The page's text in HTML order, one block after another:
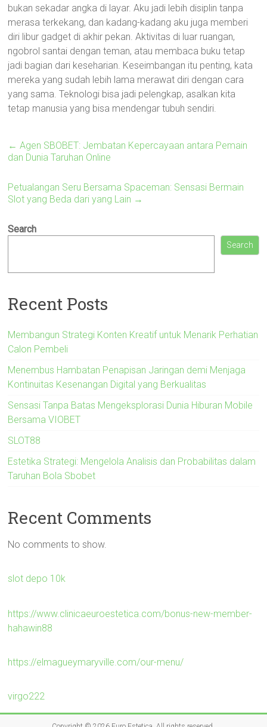
bukan sekadar angka di layar. Aku jadi lebih disiplin tanpa
merasa terkekang, dan kadang-kadang aku juga memberi
diri libur gadget di akhir pekan. Aktivitas di luar ruangan,
ngobrol santai dengan teman, atau membaca buku tetap
jadi bagian dari keseharian. Keseimbangan itu penting, kata
mereka yang sudah lebih lama merawat diri dengan cara
yang sama. Teknologi bisa jadi pelengkap, asalkan kita
tetap manusia yang bisa mendengar tubuh sendiri.
← Agen SBOBET: Jembatan Kepercayaan antara Pemain
dan Dunia Taruhan Online
Petualangan Seru Bersama Spaceman: Sensasi Bermain
Slot yang Beda dari yang Lain →
Search
Search
Recent Posts
Membangun Strategi Konten Kreatif untuk Menarik Perhatian
Calon Pembeli
Menembus Hambatan Penapisan Jaringan demi Menjaga
Kontinuitas Kesenangan Digital yang Berkualitas
Sensasi Tanpa Batas Mengeksplorasi Dunia Hiburan Mobile
Bersama VIOBET
SLOT88
Estetika Strategi: Mengelola Analisis dan Probabilitas dalam
Taruhan Bola Sbobet
Recent Comments
No comments to show.
slot depo 10k
https://www.clinicaeuroestetica.com/bonus-new-member-
hahawin88
https://elmagueymaryville.com/our-menu/
virgo222